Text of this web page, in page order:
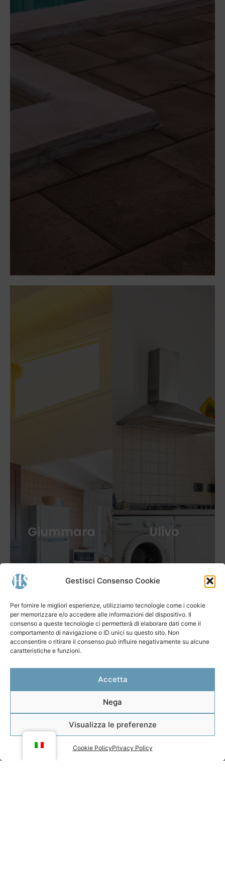
Gestisci Consenso Cookie
Per fornire le migliori esperienze, utilizziamo tecnologie come i cookie
per memorizzare e/o accedere alle informazioni del dispositivo. Il
consenso a queste tecnologie ci permetterà di elaborare dati come il
comportamento di navigazione o ID unici su questo sito. Non
acconsentire o ritirare il consenso può influire negativamente su alcune
caratteristiche e funzioni.
Accetta
Nega
Visualizza le preferenze
Cookie PolicyPrivacy Policy
Giummara Ulivo